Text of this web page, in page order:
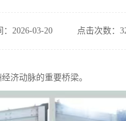
：2026-03-20 点击次数：
济动脉的重要桥梁。